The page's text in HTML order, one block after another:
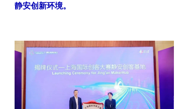
静安创新环境。